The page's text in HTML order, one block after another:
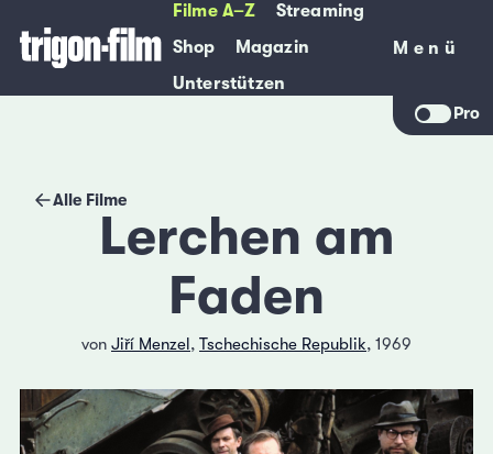
Filme A–Z
Streaming
Shop
Magazin
Unterstützen
Menü
Menü
Pro
Alle Filme
Lerchen am
Faden
von Jiří Menzel, Tschechische Republik, 1969